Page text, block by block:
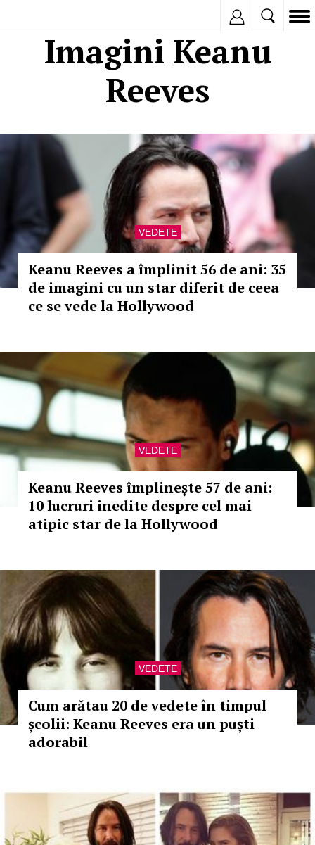
Imagini Keanu
Reeves
VEDETE
Keanu Reeves a împlinit 56 de ani: 35
de imagini cu un star diferit de ceea
ce se vede la Hollywood
VEDETE
Keanu Reeves împlinește 57 de ani:
10 lucruri inedite despre cel mai
atipic star de la Hollywood
VEDETE
Cum arătau 20 de vedete în timpul
școlii: Keanu Reeves era un puști
adorabil